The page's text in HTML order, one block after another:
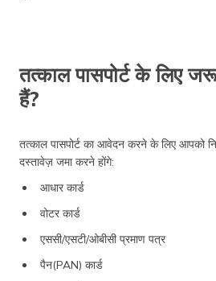
तत्काल पासपोर्ट के लिए
हैं?
तत्काल पासपोर्ट का आवेदन करने के लिए आपको
दस्तावेज़ जमा करने होंगे:
आधार कार्ड
वोटर कार्ड
एससी/एसटी/ओबीसी प्रमाण पत्र
पैन(PAN) कार्ड